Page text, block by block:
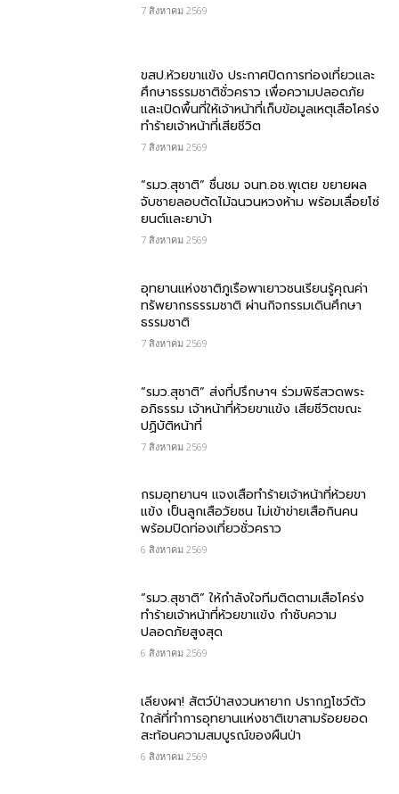
7 สิงหาคม 2569
ขสป.ห้วยขาแข้ง ประกาศปิดการท่องเที่ยวและ
ศึกษาธรรมชาติชั่วคราว เพื่อความปลอดภัย
และเปิดพื้นที่ให้เจ้าหน้าที่เก็บข้อมูลเหตุเสือโคร่ง
ทำร้ายเจ้าหน้าที่เสียชีวิต
7 สิงหาคม 2569
“รมว.สุชาติ” ชื่นชม​ จนท.อช.พุเตย​ ขยายผล
จับชายลอบตัดไม้ฉนวนหวงห้าม พร้อมเลื่อยโซ่
ยนต์และยาบ้า
7 สิงหาคม 2569
อุทยานแห่งชาติภูเรือพาเยาวชนเรียนรู้คุณค่า
ทรัพยากรธรรมชาติ ผ่านกิจกรรมเดินศึกษา
ธรรมชาติ
7 สิงหาคม 2569
“รมว.สุชาติ” ส่งที่ปรึกษาฯ ร่วมพิธีสวดพระ
อภิธรรม เจ้าหน้าที่ห้วยขาแข้ง เสียชีวิตขณะ
ปฏิบัติหน้าที่
7 สิงหาคม 2569
กรม​อุทยานฯ แจงเสือทำร้ายเจ้าหน้าที่ห้วยขา
แข้ง เป็นลูกเสือวัยซน ไม่เข้าข่ายเสือกินคน
พร้อมปิดท่องเที่ยวชั่วคราว
6 สิงหาคม 2569
“รมว.สุชาติ” ให้กำลังใจทีมติดตามเสือโคร่ง
ทำร้ายเจ้าหน้าที่ห้วยขาแข้ง กำชับความ
ปลอดภัยสูงสุด
6 สิงหาคม 2569
เลียงผา! สัตว์ป่าสงวนหายาก ปรากฏโชว์ตัว
ใกล้ที่ทำการอุทยานแห่งชาติเขาสามร้อยยอด
สะท้อนความสมบูรณ์ของผืนป่า
6 สิงหาคม 2569